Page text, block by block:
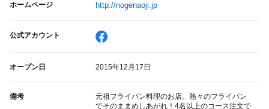
ホームページ http://nogenaoji.jp
公式アカウント
オープン日 2015年12月17日
備考
元祖フライパン料理のお店。熱々のフライパン
でそのままめしあがれ！4名以上のコース注文で